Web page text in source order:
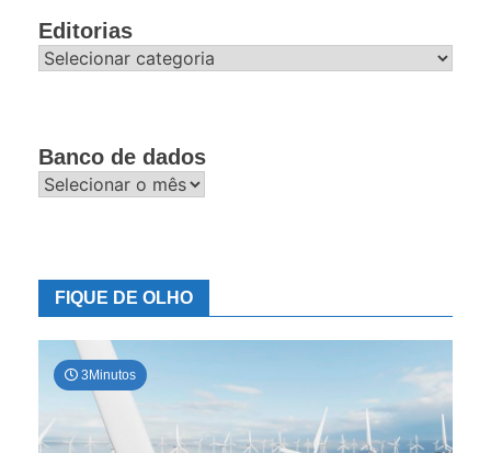
Editorias
Editorias
Banco de dados
Banco
FIQUE DE OLHO
3Minutos